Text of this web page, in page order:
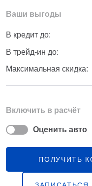
Ваши выгоды
В кредит до:
В трейд-ин до:
Максимальная скидка:
Включить в расчёт
Оценить авто
ПОЛУЧИТЬ